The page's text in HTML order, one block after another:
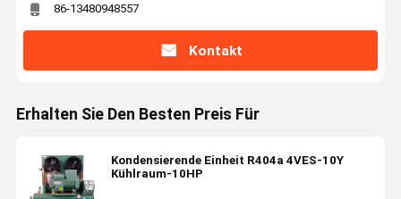
86-13480948557
Kontakt
Erhalten Sie Den Besten Preis Für
Kondensierende Einheit R404a 4VES-10Y
Kühlraum-10HP